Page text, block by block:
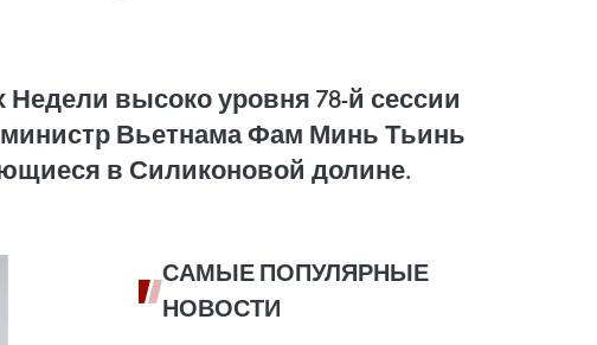
высоко уровня 78-й сессии
Вьетнама Фам Минь Тьинь
в Силиконовой долине.
САМЫЕ ПОПУЛЯРНЫЕ
НОВОСТИ